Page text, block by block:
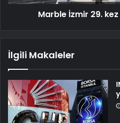
Marble İzmir 29. kez
İlgili Makaleler